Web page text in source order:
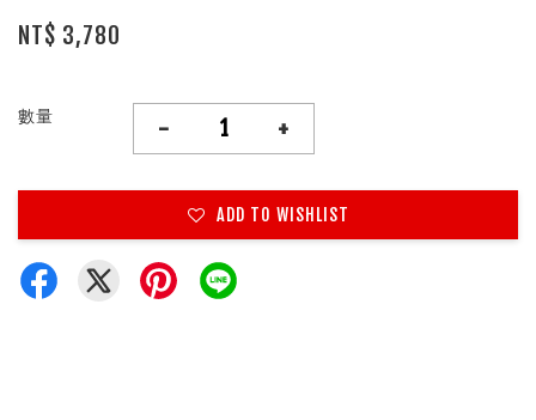
NT$ 3,780
數量 - +
ADD TO WISHLIST